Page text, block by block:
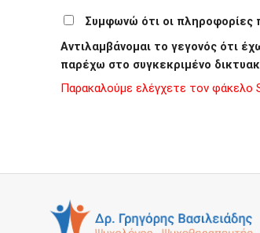
Συμφωνώ ότι οι πληροφορίες
Αντιλαμβάνομαι το γεγονός ότι
παρέχω στο συγκεκριμένο
Παρακαλούμε ελέγχετε τον φάκελο